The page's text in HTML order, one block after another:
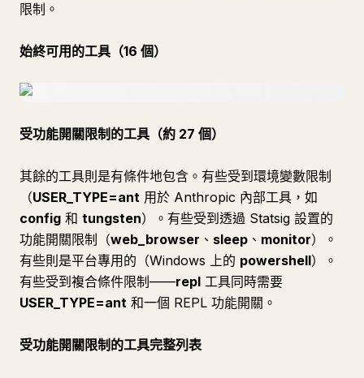
限制。
始終可用的工具（16 個）
受功能開關限制的工具（約 27 個）
其餘的工具則是有條件地包含。有些受到環境變數限制
（USER_TYPE=ant 用於 Anthropic 內部工具，如
config 和 tungsten）。有些受到透過 Statsig 設置的
功能開關限制（web_browser 、 sleep 、 monitor）。
有些則是平台專用的（Windows 上的 powershell）。
有些受到複合條件限制——repl 工具同時需要
USER_TYPE=ant 和一個 REPL 功能開關。
受功能開關限制的工具完整列表